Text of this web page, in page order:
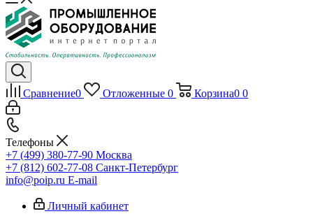
Сравнение0 Отложенные 0 Корзина0 0
Телефоны
+7 (499) 380-77-90 Москва
+7 (812) 602-77-08 Санкт-Петербург
info@poip.ru E-mail
Личный кабинет